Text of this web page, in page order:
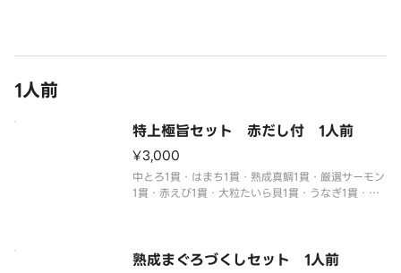
※醤油・
1人前
特上極旨セット 赤だし付 1人前
¥3,000
中とろ1貫・はまち1貫・熟成真鯛1貫・厳選サーモン
1貫・赤えび1貫・大粒たいら貝1貫・うなぎ1貫・た
別付のわさびでお召し上がりください。
熟成まぐろづくしセット 1人前